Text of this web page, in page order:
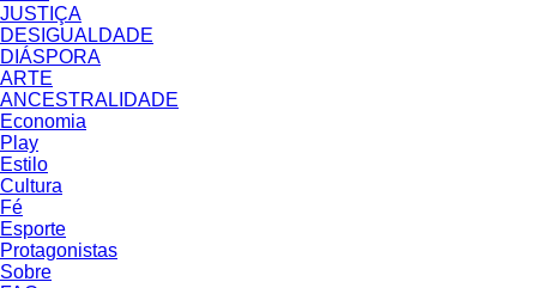
JUSTIÇA
DESIGUALDADE
DIÁSPORA
ARTE
ANCESTRALIDADE
Economia
Play
Estilo
Cultura
Fé
Esporte
Protagonistas
Sobre